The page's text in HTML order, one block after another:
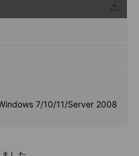
ウンロ
ード
7/10/11/Server 2008